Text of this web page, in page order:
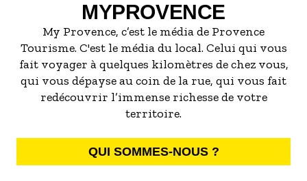
MYPROVENCE
My Provence, c’est le média de Provence
Tourisme. C'est le média du local. Celui qui vous
fait voyager à quelques kilomètres de chez vous,
qui vous dépayse au coin de la rue, qui vous fait
redécouvrir l’immense richesse de votre
territoire.
QUI SOMMES-NOUS ?